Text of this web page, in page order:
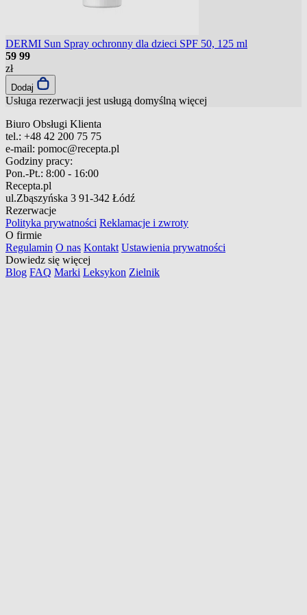
DERMI Sun Spray ochronny dla dzieci SPF 50, 125 ml
59 99
zł
Dodaj
Usługa rezerwacji jest usługą domyślną więcej
Biuro Obsługi Klienta
tel.: +48 42 200 75 75
e-mail: pomoc@recepta.pl
Godziny pracy:
Pon.-Pt.: 8:00 - 16:00
Recepta.pl
ul.Zbąszyńska 3 91-342 Łódź
Rezerwacje
Polityka prywatności Reklamacje i zwroty
O firmie
Regulamin O nas Kontakt Ustawienia prywatności
Dowiedz się więcej
Blog FAQ Marki Leksykon Zielnik